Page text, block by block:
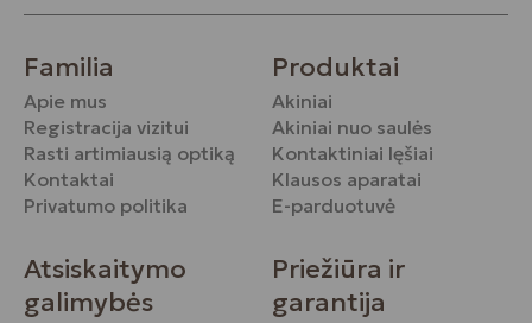
Familia
Apie mus
Registracija vizitui
Rasti artimiausią optiką
Kontaktai
Privatumo politika
Produktai
Akiniai
Akiniai nuo saulės
Kontaktiniai lęšiai
Klausos aparatai
E-parduotuvė
Atsiskaitymo
galimybės
Priežiūra ir
garantija